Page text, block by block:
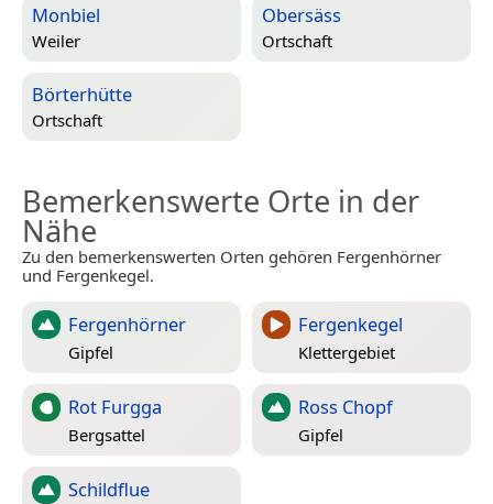
Monbiel
Weiler
Obersäss
Ortschaft
Börterhütte
Ortschaft
Bemerkenswerte Orte in der
Nähe
Zu den bemerkenswerten Orten gehören Fergenhörner
und Fergenkegel.
Fergenhörner
Gipfel
Fergenkegel
Klettergebiet
Rot Furgga
Bergsattel
Ross Chopf
Gipfel
Schildflue